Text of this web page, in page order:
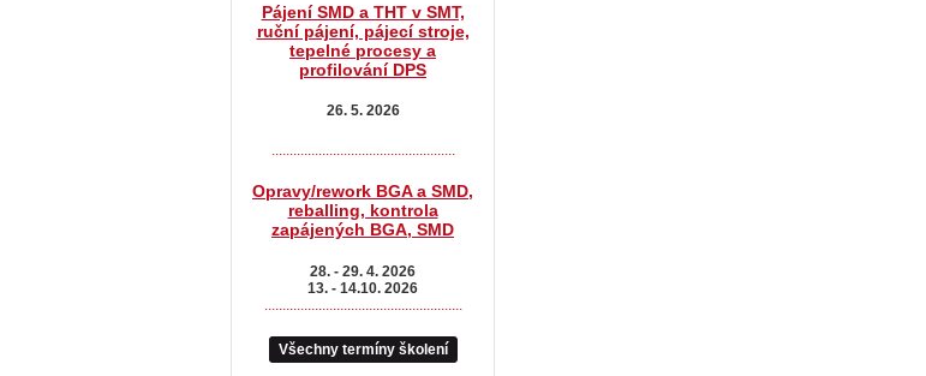
Pájení SMD a THT v SMT,
ruční pájení, pájecí stroje,
tepelné procesy a
profilování DPS
26. 5. 2026
...................................................
Opravy/rework BGA a SMD,
reballing, kontrola
zapájených BGA, SMD
28. - 29. 4. 2026
13. - 14.10. 2026
Všechny termíny školení